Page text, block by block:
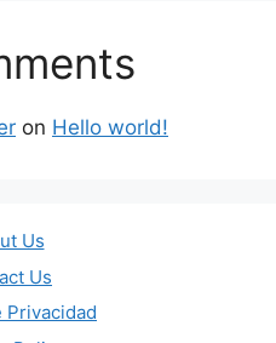
on Hello world!
Us
Us
Privacidad